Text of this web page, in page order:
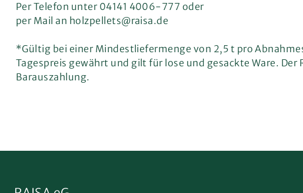
Per Telefon unter 04141 4006-777 oder
per Mail an holzpellets@raisa.de
*Gültig bei einer Mindestliefermenge von 2,5 t pro
Tagespreis gewährt und gilt für lose und gesackte Ware.
Barauszahlung.